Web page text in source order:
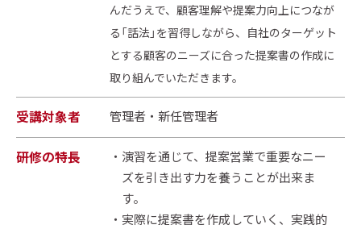
んだうえで、顧客理解や提案力向上につなが
る「話法」を習得しながら、自社のターゲット
とする顧客のニーズに合った提案書の作成に
取り組んでいただきます。
受講対象者 管理者・新任管理者
研修の特長
演習を通じて、提案営業で重要なニー
ズを引き出す力を養うことが出来ま
す。
実際に提案書を作成していく、実践的